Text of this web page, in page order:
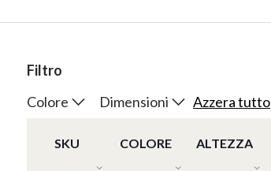
Filtro
Colore
Dimensioni Azzera tutto
SKU COLORE ALTEZZA